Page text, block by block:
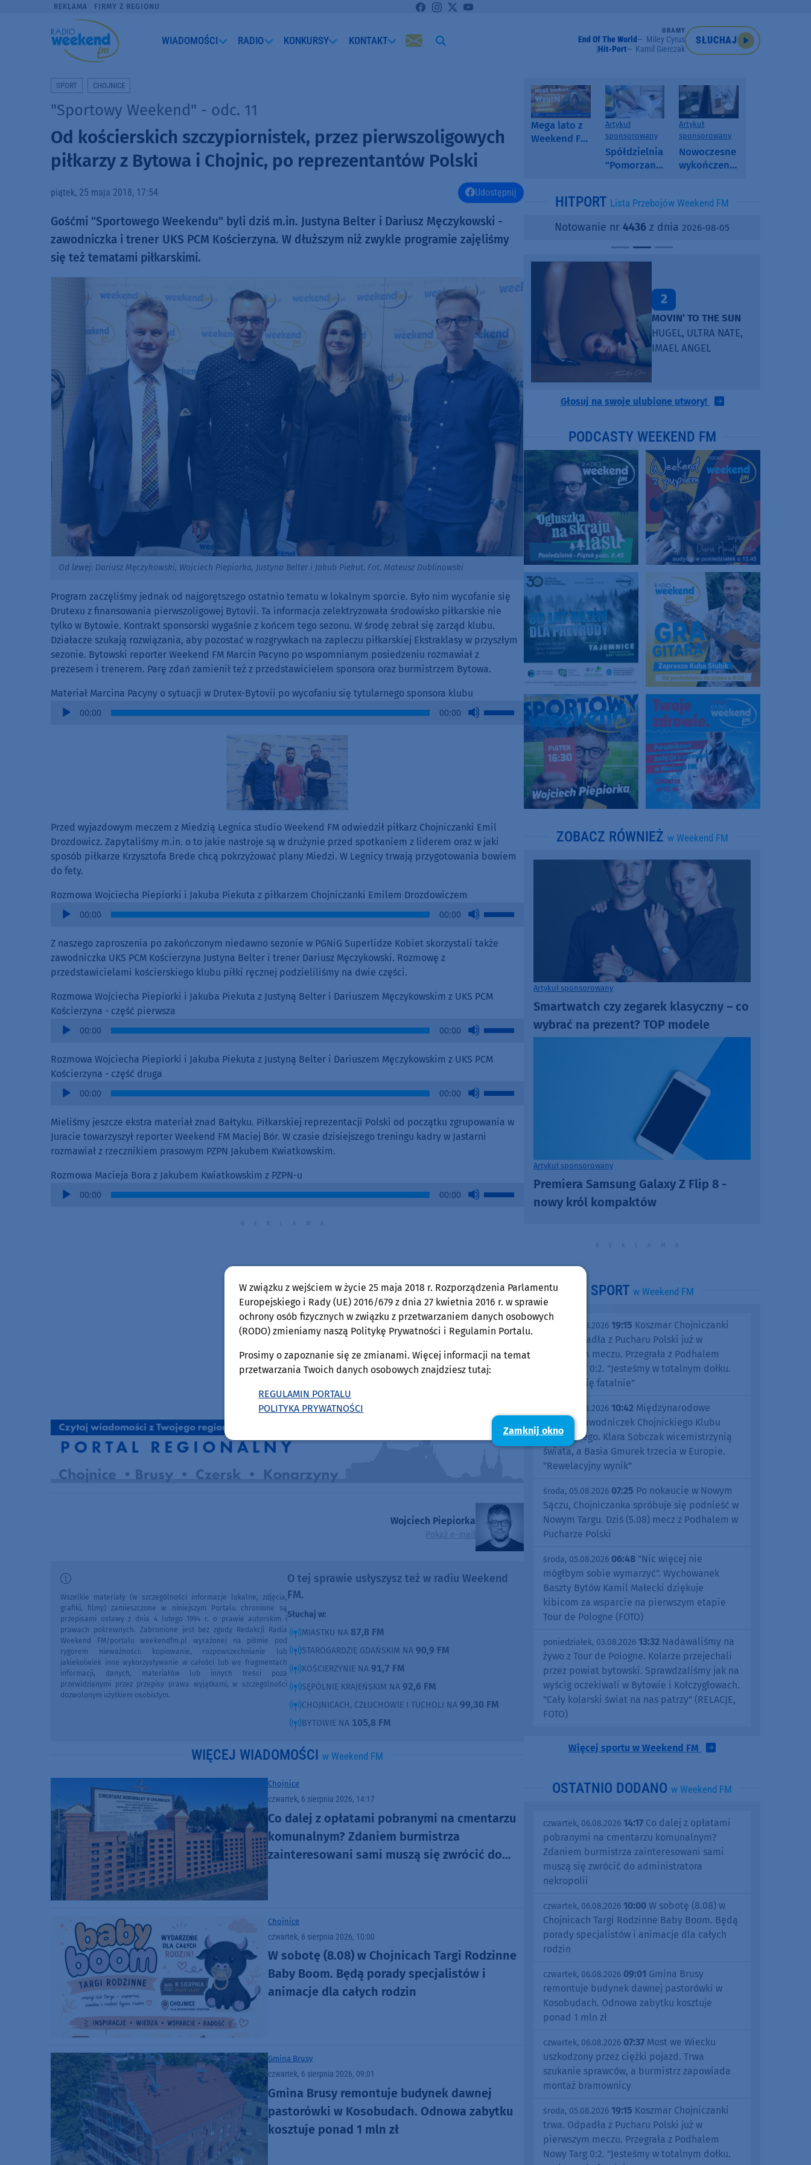
REKLAMA FIRMY Z REGIONU
WIADOMOŚCI RADIO KONKURSY KONTAKT
GRAMY
End Of The World
Miley Cyrus
Hit-Port
Kamil Gierczak
SŁUCHAJ
SPORT CHOJNICE
"Sportowy Weekend" - odc. 11
Od kościerskich szczypiornistek, przez pierwszoligowych
piłkarzy z Bytowa i Chojnic, po reprezentantów Polski
piątek, 25 maja 2018, 17:54 Udostępnij
Gośćmi "Sportowego Weekendu" byli dziś m.in. Justyna Belter i Dariusz Męczykowski -
zawodniczka i trener UKS PCM Kościerzyna. W dłuższym niż zwykle programie zajęliśmy
się też tematami piłkarskimi.
Od lewej: Dariusz Męczykowski, Wojciech Piepiorka, Justyna Belter i Jakub Piekut. Fot. Mateusz Dublinowski
Program zaczęliśmy jednak od najgorętszego ostatnio tematu w lokalnym sporcie. Było nim wycofanie się
Drutexu z finansowania pierwszoligowej Bytovii. Ta informacja zelektryzowała środowisko piłkarskie nie
tylko w Bytowie. Kontrakt sponsorski wygaśnie z końcem tego sezonu. W środę zebrał się zarząd klubu.
Działacze szukają rozwiązania, aby pozostać w rozgrywkach na zapleczu piłkarskiej Ekstraklasy w przyszłym
sezonie. Bytowski reporter Weekend FM Marcin Pacyno po wspomnianym posiedzeniu rozmawiał z
prezesem i trenerem. Parę zdań zamienił też z przedstawicielem sponsora oraz burmistrzem Bytowa.
Materiał Marcina Pacyny o sytuacji w Drutex-Bytovii po wycofaniu się tytularnego sponsora klubu
Audio
00:00 00:00
Use
Up/Down
decrease
volume.
Przed wyjazdowym meczem z Miedzią Legnica studio Weekend FM odwiedził piłkarz Chojniczanki Emil
Drozdowicz. Zapytaliśmy m.in. o to jakie nastroje są w drużynie przed spotkaniem z liderem oraz w jaki
sposób piłkarze Krzysztofa Brede chcą pokrzyżować plany Miedzi. W Legnicy trwają przygotowania bowiem
do fety.
Rozmowa Wojciecha Piepiorki i Jakuba Piekuta z piłkarzem Chojniczanki Emilem Drozdowiczem
Audio
00:00 00:00
Use
Arrow
or
volume.
Z naszego zaproszenia po zakończonym niedawno sezonie w PGNiG Superlidze Kobiet skorzystali także
zawodniczka UKS PCM Kościerzyna Justyna Belter i trener Dariusz Męczykowski. Rozmowę z
przedstawicielami kościerskiego klubu piłki ręcznej podzieliliśmy na dwie części.
Rozmowa Wojciecha Piepiorki i Jakuba Piekuta z Justyną Belter i Dariuszem Męczykowskim z UKS PCM
Kościerzyna - część pierwsza
Audio
00:00 00:00
Use
Arrow
increase
decrease
volume.
Rozmowa Wojciecha Piepiorki i Jakuba Piekuta z Justyną Belter i Dariuszem Męczykowskim z UKS PCM
Kościerzyna - część druga
Audio
00:00 00:00
Use
Arrow
keys
decrease
Mieliśmy jeszcze ekstra materiał znad Bałtyku. Piłkarskiej reprezentacji Polski od początku zgrupowania w
Juracie towarzyszył reporter Weekend FM Maciej Bór. W czasie dzisiejszego treningu kadry w Jastarni
rozmawiał z rzecznikiem prasowym PZPN Jakubem Kwiatkowskim.
Rozmowa Macieja Bora z Jakubem Kwiatkowskim z PZPN-u
Audio
00:00 00:00
Use
decrease
volume.
Wojciech Piepiorka
Pokaż e-mail
O tej sprawie usłyszysz też w radiu Weekend
FM.
Słuchaj w:
MIASTKU NA 87,8 FM
STAROGARDZIE GDAŃSKIM NA 90,9 FM
KOŚCIERZYNIE NA 91,7 FM
SĘPÓLNIE KRAJEŃSKIM NA 92,6 FM
CHOJNICACH, CZŁUCHOWIE I TUCHOLI NA 99,30 FM
BYTOWIE NA 105,8 FM
Wszelkie materiały (w szczególności informacje lokalne, zdjęcia,
grafiki, filmy) zamieszczone w niniejszym Portalu chronione są
przepisami ustawy z dnia 4 lutego 1994 r. o prawie autorskim i
prawach pokrewnych. Zabronione jest bez zgody Redakcji Radia
Weekend FM/portalu weekendfm.pl wyrażonej na piśmie pod
rygorem nieważności: kopiowanie, rozpowszechnianie lub
jakiekolwiek inne wykorzystywanie w całości lub we fragmentach
informacji, danych, materiałów lub innych treści poza
przewidzianymi przez przepisy prawa wyjątkami, w szczególności
dozwolonym użytkiem osobistym.
WIĘCEJ WIADOMOŚCI w Weekend FM
Chojnice
czwartek, 6 sierpnia 2026, 14:17
Co dalej z opłatami pobranymi na cmentarzu
komunalnym? Zdaniem burmistrza
zainteresowani sami muszą się zwrócić do
Chojnice
czwartek, 6 sierpnia 2026, 10:00
W sobotę (8.08) w Chojnicach Targi Rodzinne
Baby Boom. Będą porady specjalistów i
animacje dla całych rodzin
Gmina Brusy
czwartek, 6 sierpnia 2026, 09:01
Gmina Brusy remontuje budynek dawnej
pastorówki w Kosobudach. Odnowa zabytku
kosztuje ponad 1 mln zł
Mega lato z
Weekend FM
Artykuł
sponsorowany
Spółdzielnia
"Pomorzanka"
informuje o
i ofertach
najmu
Artykuł
sponsorowany
Nowoczesne
wykończenia
SPC, WPC i
kamienny
HITPORT Lista Przebojów Weekend FM
Notowanie nr 4436 z dnia 2026-08-05
2
MOVIN’ TO THE SUN
HUGEL, ULTRA NATE,
IMAEL ANGEL
Głosuj na swoje ulubione utwory!
PODCASTY WEEKEND FM
ZOBACZ RÓWNIEŻ w Weekend FM
Artykuł sponsorowany
Smartwatch czy zegarek klasyczny – co
wybrać na prezent? TOP modele
Artykuł sponsorowany
Premiera Samsung Galaxy Z Flip 8 -
nowy król kompaktów
SPORT w Weekend FM
środa, 05.08.2026 19:15 Koszmar Chojniczanki
trwa. Odpadła z Pucharu Polski już w
pierwszym meczu. Przegrała z Podhalem
Nowy Targ 0:2. "Jesteśmy w totalnym dołku.
Czujemy się fatalnie"
środa, 05.08.2026 10:42 Międzynarodowe
sukcesy zawodniczek Chojnickiego Klubu
Żeglarskiego. Klara Sobczak wicemistrzynią
świata, a Basia Gmurek trzecia w Europie.
"Rewelacyjny wynik"
środa, 05.08.2026 07:25 Po nokaucie w Nowym
Sączu, Chojniczanka spróbuje się podnieść w
Nowym Targu. Dziś (5.08) mecz z Podhalem w
Pucharze Polski
środa, 05.08.2026 06:48 "Nic więcej nie
mógłbym sobie wymarzyć". Wychowanek
Baszty Bytów Kamil Małecki dziękuje
kibicom za wsparcie na pierwszym etapie
Tour de Pologne (FOTO)
poniedziałek, 03.08.2026 13:32 Nadawaliśmy na
żywo z Tour de Pologne. Kolarze przejechali
przez powiat bytowski. Sprawdzaliśmy jak na
wyścig oczekiwali w Bytowie i Kołczygłowach.
"Cały kolarski świat na nas patrzy" (RELACJE,
FOTO)
Więcej sportu w Weekend FM
OSTATNIO DODANO w Weekend FM
czwartek, 06.08.2026 14:17 Co dalej z opłatami
pobranymi na cmentarzu komunalnym?
Zdaniem burmistrza zainteresowani sami
muszą się zwrócić do administratora
nekropolii
czwartek, 06.08.2026 10:00 W sobotę (8.08) w
Chojnicach Targi Rodzinne Baby Boom. Będą
porady specjalistów i animacje dla całych
rodzin
czwartek, 06.08.2026 09:01 Gmina Brusy
remontuje budynek dawnej pastorówki w
Kosobudach. Odnowa zabytku kosztuje
ponad 1 mln zł
czwartek, 06.08.2026 07:37 Most we Wiecku
uszkodzony przez ciężki pojazd. Trwa
szukanie sprawców, a burmistrz zapowiada
montaż bramownicy
środa, 05.08.2026 19:15 Koszmar Chojniczanki
trwa. Odpadła z Pucharu Polski już w
pierwszym meczu. Przegrała z Podhalem
Nowy Targ 0:2. "Jesteśmy w totalnym dołku.
W związku z wejściem w życie 25 maja 2018 r. Rozporządzenia Parlamentu
Europejskiego i Rady (UE) 2016/679 z dnia 27 kwietnia 2016 r. w sprawie
ochrony osób fizycznych w związku z przetwarzaniem danych osobowych
(RODO) zmieniamy naszą Politykę Prywatności i Regulamin Portalu.
Prosimy o zapoznanie się ze zmianami. Więcej informacji na temat
przetwarzania Twoich danych osobowych znajdziesz tutaj:
REGULAMIN PORTALU
POLITYKA PRYWATNOŚCI
Zamknij okno